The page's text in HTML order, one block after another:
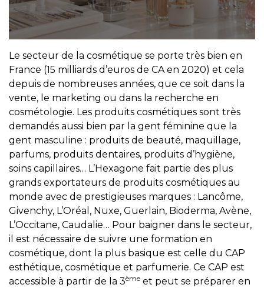
Le secteur de la cosmétique se porte très bien en
France (15 milliards d’euros de CA en 2020) et cela
depuis de nombreuses années, que ce soit dans la
vente, le marketing ou dans la recherche en
cosmétologie. Les produits cosmétiques sont très
demandés aussi bien par la gent féminine que la
gent masculine : produits de beauté, maquillage,
parfums, produits dentaires, produits d’hygiène,
soins capillaires… L’Hexagone fait partie des plus
grands exportateurs de produits cosmétiques au
monde avec de prestigieuses marques : Lancôme,
Givenchy, L’Oréal, Nuxe, Guerlain, Bioderma, Avène,
L’Occitane, Caudalie… Pour baigner dans le secteur,
il est nécessaire de suivre une formation en
cosmétique, dont la plus basique est celle du CAP
esthétique, cosmétique et parfumerie. Ce CAP est
accessible à partir de la 3ème et peut se préparer en